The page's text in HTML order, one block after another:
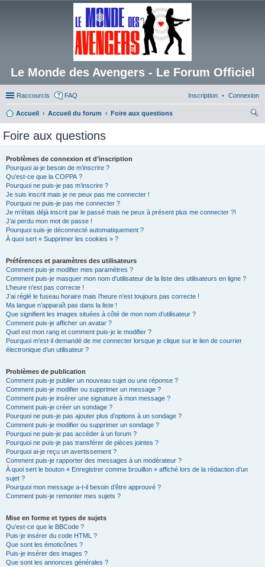
Le Monde des Avengers - Le Forum Officiel
Raccourcis FAQ Connexion
Inscription
Accueil Accueil du forum
Foire aux questions
Foire aux questions
Problèmes de connexion et d’inscription
Pourquoi ai-je besoin de m’inscrire ?
Qu’est-ce que la COPPA ?
Pourquoi ne puis-je pas m’inscrire ?
Je suis inscrit mais je ne peux pas me connecter !
Pourquoi ne puis-je pas me connecter ?
Je m’étais déjà inscrit par le passé mais ne peux à présent plus me connecter ?!
J’ai perdu mon mot de passe !
Pourquoi suis-je déconnecté automatiquement ?
À quoi sert « Supprimer les cookies » ?
Préférences et paramètres des utilisateurs
Comment puis-je modifier mes paramètres ?
Comment puis-je masquer mon nom d’utilisateur de la liste des utilisateurs en ligne ?
L’heure n’est pas correcte !
J’ai réglé le fuseau horaire mais l’heure n’est toujours pas correcte !
Ma langue n’apparaît pas dans la liste !
Que signifient les images situées à côté de mon nom d’utilisateur ?
Comment puis-je afficher un avatar ?
Quel est mon rang et comment puis-je le modifier ?
Pourquoi m’est-il demandé de me connecter lorsque je clique sur le lien de courrier
électronique d’un utilisateur ?
Problèmes de publication
Comment puis-je publier un nouveau sujet ou une réponse ?
Comment puis-je modifier ou supprimer un message ?
Comment puis-je insérer une signature à mon message ?
Comment puis-je créer un sondage ?
Pourquoi ne puis-je pas ajouter plus d’options à un sondage ?
Comment puis-je modifier ou supprimer un sondage ?
Pourquoi ne puis-je pas accéder à un forum ?
Pourquoi ne puis-je pas transférer de pièces jointes ?
Pourquoi ai-je reçu un avertissement ?
Comment puis-je rapporter des messages à un modérateur ?
À quoi sert le bouton « Enregistrer comme brouillon » affiché lors de la rédaction d’un
sujet ?
Pourquoi mon message a-t-il besoin d’être approuvé ?
Comment puis-je remonter mes sujets ?
Mise en forme et types de sujets
Qu’est-ce que le BBCode ?
Puis-je insérer du code HTML ?
Que sont les émoticônes ?
Puis-je insérer des images ?
Que sont les annonces générales ?